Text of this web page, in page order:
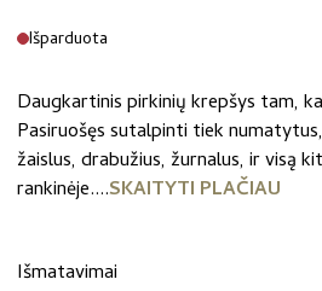
Išparduota
Daugkartinis pirkinių krepšys tam,
Pasiruošęs sutalpinti tiek
žaislus, drabužius, žurnalus, ir visą
rankinėje....SKAITYTI PLAČIAU
Išmatavimai